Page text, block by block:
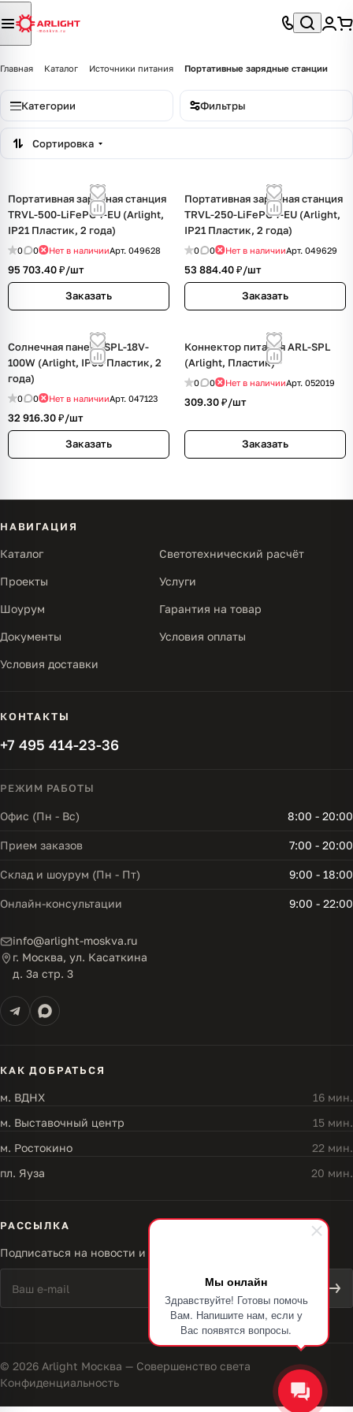
Мы онлайн
Здравствуйте! Готовы помочь
Вам. Напишите нам, если у
Вас появятся вопросы.
Главная Каталог Источники питания Портативные зарядные станции
Категории Фильтры
Сортировка
Портативная зарядная станция
TRVL-500-LiFePO4-EU (Arlight,
IP21 Пластик, 2 года)
0 0 Нет в наличииАрт. 049628
95 703.40 ₽/шт
Заказать
Портативная зарядная станция
TRVL-250-LiFePO4-EU (Arlight,
IP21 Пластик, 2 года)
0 0 Нет в наличииАрт. 049629
53 884.40 ₽/шт
Заказать
Солнечная панель SPL-18V-
100W (Arlight, IP65 Пластик, 2
года)
0 0 Нет в наличииАрт. 047123
32 916.30 ₽/шт
Заказать
Коннектор питания ARL-SPL
(Arlight, Пластик)
0 0 Нет в наличииАрт. 052019
309.30 ₽/шт
Заказать
НАВИГАЦИЯ
Каталог Светотехнический расчёт
Проекты Услуги
Шоурум Гарантия на товар
Документы Условия оплаты
Условия доставки
КОНТАКТЫ
+7 495 414-23-36
РЕЖИМ РАБОТЫ
Офис (Пн - Вс) 8:00 - 20:00
Прием заказов 7:00 - 20:00
Склад и шоурум (Пн - Пт) 9:00 - 18:00
Онлайн-консультации 9:00 - 22:00
info@arlight-moskva.ru
г. Москва, ул. Касаткина
д. 3а стр. 3
КАК ДОБРАТЬСЯ
м. ВДНХ
16 мин.
м. Выставочный центр
15 мин.
м. Ростокино
22 мин.
пл. Яуза
20 мин.
РАССЫЛКА
Подписаться на новости и акции
© 2026 Arlight Москва — Совершенство света
Конфиденциальность